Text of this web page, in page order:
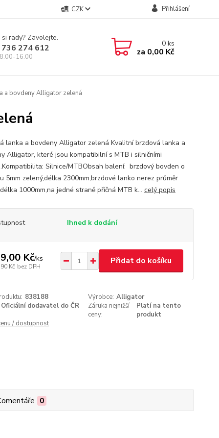
CZK Přihlášení
rady? Zavolejte.
274 612
16.00
0ks
za 0,00 Kč
a bovdeny Alligator zelená
lanka a bovdeny Alligator zelená Kvalitní brzdová lanka a
Alligator, které jsou kompatibilní s MTB i silničními
Silnice/MTBObsah balení: brzdový bovden o
5mm zelený,délka 2300mm,brzdové lanko nerez průměr
1000mm,na jedné straně příčná MTB k... celý popis
Ihned k dodání
Kč/ks
Kč bez DPH
Přidat do košíku
838188 Výrobce: Alligator
Oficiální dodavatel do ČR
Záruka nejnižší
ceny:
Platí na tento
produkt
/ dostupnost
0